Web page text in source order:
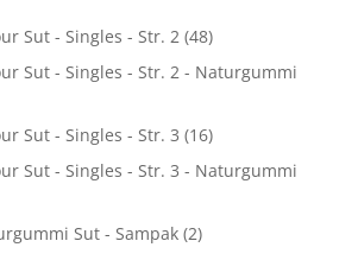
Sut - Singles - Str. 2 (48)
Sut - Singles - Str. 2 - Naturgummi
Sut - Singles - Str. 3 (16)
Sut - Singles - Str. 3 - Naturgummi
Sut - Sampak (2)